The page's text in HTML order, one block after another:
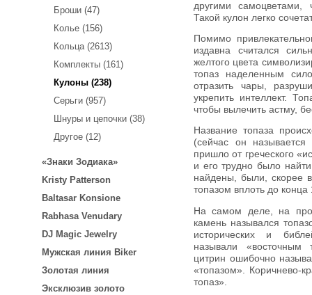
Броши (47)
Колье (156)
Кольца (2613)
Комплекты (161)
Кулоны (238)
Серьги (957)
Шнуры и цепочки (38)
Другое (12)
«Знаки Зодиака»
Kristy Patterson
Baltasar Konsione
Rabhasa Venudary
DJ Magic Jewelry
Мужская линия Biker
Золотая линия
Эксклюзив золото
другими самоцветами,
Такой кулон легко
Помимо привлекательного внешнего вида, кулон с топазом
издавна считался
желтого цвета
топаз наделенным
отразить чары,
укрепить интеллект.
чтобы вылечить астму,
Название топаза происходит от Topazios, название острова
(сейчас он
пришло от греческого
и его трудно было
найдены, были, скорее
топазом вплоть до конца
На самом деле, на протяжении многих лет любой желтый
камень назывался
исторических и
называли «восточным
цитрин ошибочно
«топазом». Коричнево-
топаз».